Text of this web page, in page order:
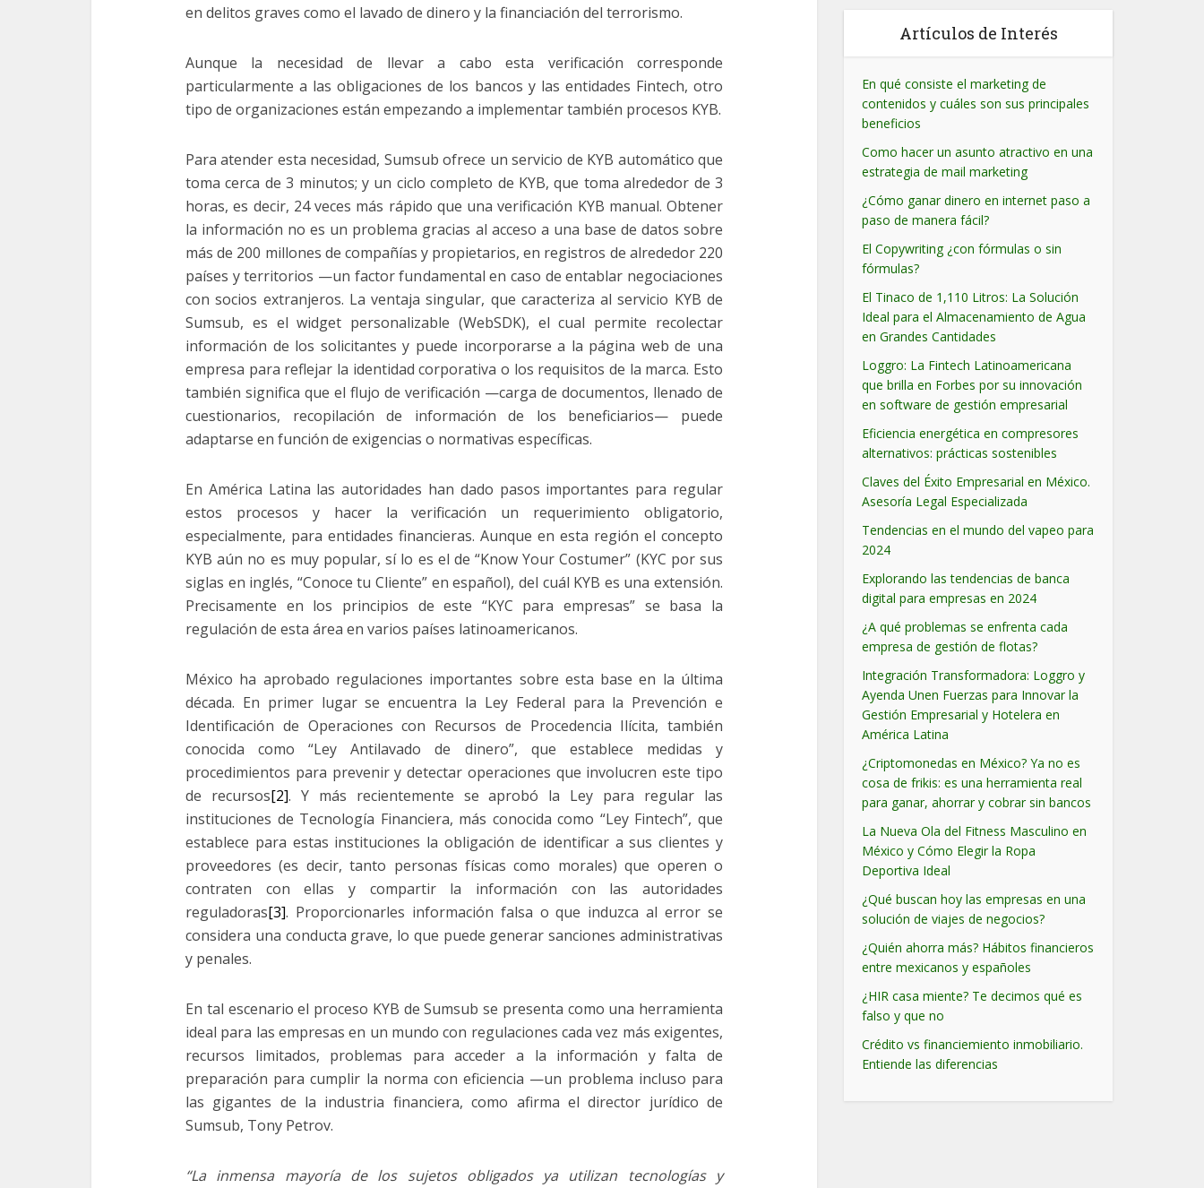
en delitos graves como el lavado de dinero y la financiación del terrorismo.
Aunque la necesidad de llevar a cabo esta verificación corresponde
particularmente a las obligaciones de los bancos y las entidades Fintech, otro
tipo de organizaciones están empezando a implementar también procesos KYB.
Para atender esta necesidad, Sumsub ofrece un servicio de KYB automático que
toma cerca de 3 minutos; y un ciclo completo de KYB, que toma alrededor de 3
horas, es decir, 24 veces más rápido que una verificación KYB manual. Obtener
la información no es un problema gracias al acceso a una base de datos sobre
más de 200 millones de compañías y propietarios, en registros de alrededor 220
países y territorios —un factor fundamental en caso de entablar negociaciones
con socios extranjeros. La ventaja singular, que caracteriza al servicio KYB de
Sumsub, es el widget personalizable (WebSDK), el cual permite recolectar
información de los solicitantes y puede incorporarse a la página web de una
empresa para reflejar la identidad corporativa o los requisitos de la marca. Esto
también significa que el flujo de verificación —carga de documentos, llenado de
cuestionarios, recopilación de información de los beneficiarios— puede
adaptarse en función de exigencias o normativas específicas.
En América Latina las autoridades han dado pasos importantes para regular
estos procesos y hacer la verificación un requerimiento obligatorio,
especialmente, para entidades financieras. Aunque en esta región el concepto
KYB aún no es muy popular, sí lo es el de “Know Your Costumer” (KYC por sus
siglas en inglés, “Conoce tu Cliente” en español), del cuál KYB es una extensión.
Precisamente en los principios de este “KYC para empresas” se basa la
regulación de esta área en varios países latinoamericanos.
México ha aprobado regulaciones importantes sobre esta base en la última
década. En primer lugar se encuentra la Ley Federal para la Prevención e
Identificación de Operaciones con Recursos de Procedencia Ilícita, también
conocida como “Ley Antilavado de dinero”, que establece medidas y
procedimientos para prevenir y detectar operaciones que involucren este tipo
de recursos[2]. Y más recientemente se aprobó la Ley para regular las
instituciones de Tecnología Financiera, más conocida como “Ley Fintech”, que
establece para estas instituciones la obligación de identificar a sus clientes y
proveedores (es decir, tanto personas físicas como morales) que operen o
contraten con ellas y compartir la información con las autoridades
reguladoras[3]. Proporcionarles información falsa o que induzca al error se
considera una conducta grave, lo que puede generar sanciones administrativas
y penales.
En tal escenario el proceso KYB de Sumsub se presenta como una herramienta
ideal para las empresas en un mundo con regulaciones cada vez más exigentes,
recursos limitados, problemas para acceder a la información y falta de
preparación para cumplir la norma con eficiencia —un problema incluso para
las gigantes de la industria financiera, como afirma el director jurídico de
Sumsub, Tony Petrov.
“La inmensa mayoría de los sujetos obligados ya utilizan tecnologías y
Artículos de Interés
En qué consiste el marketing de
contenidos y cuáles son sus principales
beneficios
Como hacer un asunto atractivo en una
estrategia de mail marketing
¿Cómo ganar dinero en internet paso a
paso de manera fácil?
El Copywriting ¿con fórmulas o sin
fórmulas?
El Tinaco de 1,110 Litros: La Solución
Ideal para el Almacenamiento de Agua
en Grandes Cantidades
Loggro: La Fintech Latinoamericana
que brilla en Forbes por su innovación
en software de gestión empresarial
Eficiencia energética en compresores
alternativos: prácticas sostenibles
Claves del Éxito Empresarial en México.
Asesoría Legal Especializada
Tendencias en el mundo del vapeo para
2024
Explorando las tendencias de banca
digital para empresas en 2024
¿A qué problemas se enfrenta cada
empresa de gestión de flotas?
Integración Transformadora: Loggro y
Ayenda Unen Fuerzas para Innovar la
Gestión Empresarial y Hotelera en
América Latina
¿Criptomonedas en México? Ya no es
cosa de frikis: es una herramienta real
para ganar, ahorrar y cobrar sin bancos
La Nueva Ola del Fitness Masculino en
México y Cómo Elegir la Ropa
Deportiva Ideal
¿Qué buscan hoy las empresas en una
solución de viajes de negocios?
¿Quién ahorra más? Hábitos financieros
entre mexicanos y españoles
¿HIR casa miente? Te decimos qué es
falso y que no
Crédito vs financiemiento inmobiliario.
Entiende las diferencias